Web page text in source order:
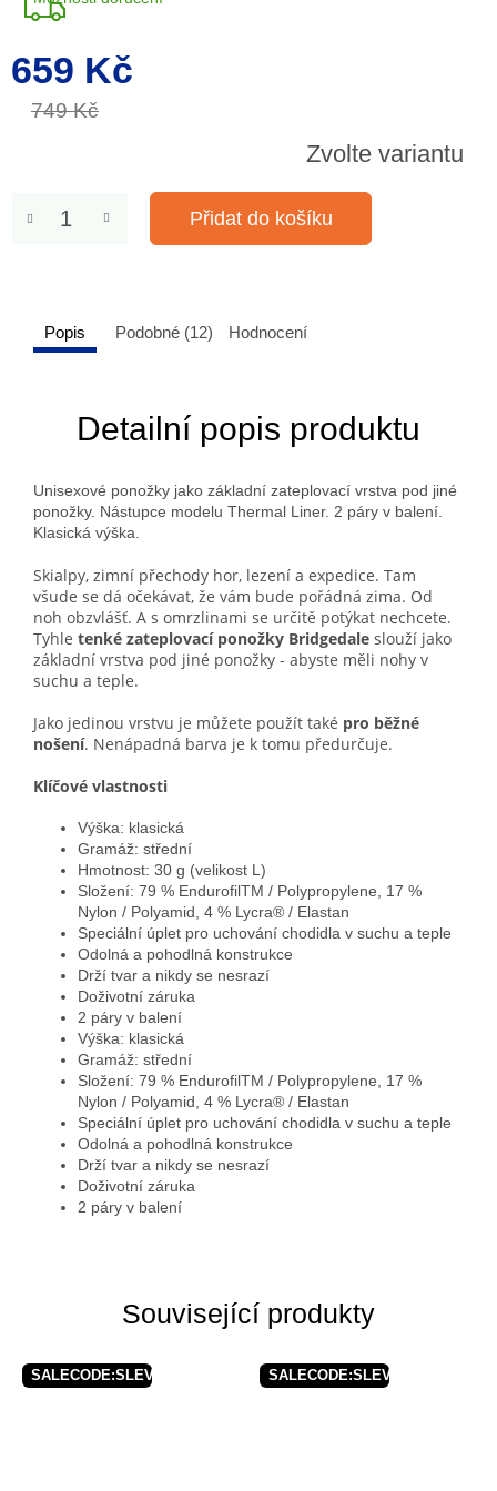
749 Kč
659 Kč
Měrná
cena:
Zvolte variantu
Přidat do košíku
Související produkty
SALECODE:SLEVAX5:5:% SALECODE:SLEVAX5:5:%
Popis Podobné (12) Hodnocení
Detailní popis produktu
Unisexové ponožky jako základní zateplovací vrstva pod jiné
ponožky. Nástupce modelu Thermal Liner. 2 páry v balení.
Klasická výška.
Skialpy, zimní přechody hor, lezení a expedice. Tam
všude se dá očekávat, že vám bude pořádná zima. Od
noh obzvlášť. A s omrzlinami se určitě potýkat nechcete.
Tyhle tenké zateplovací ponožky Bridgedale slouží jako
základní vrstva pod jiné ponožky - abyste měli nohy v
suchu a teple.
Jako jedinou vrstvu je můžete použít také pro běžné
nošení. Nenápadná barva je k tomu předurčuje.
Klíčové vlastnosti
Výška: klasická
Gramáž: střední
Hmotnost: 30 g (velikost L)
Složení: 79 % EndurofilTM / Polypropylene, 17 %
Nylon / Polyamid, 4 % Lycra® / Elastan
Speciální úplet pro uchování chodidla v suchu a teple
Odolná a pohodlná konstrukce
Drží tvar a nikdy se nesrazí
Doživotní záruka
2 páry v balení
Výška: klasická
Gramáž: střední
Složení: 79 % EndurofilTM / Polypropylene, 17 %
Nylon / Polyamid, 4 % Lycra® / Elastan
Speciální úplet pro uchování chodidla v suchu a teple
Odolná a pohodlná konstrukce
Drží tvar a nikdy se nesrazí
Doživotní záruka
2 páry v balení